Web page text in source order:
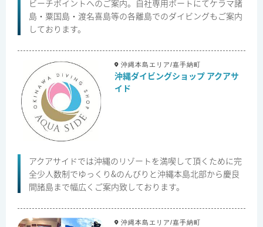
ビーチポイントへのご案内。自社専用ボートにてケラマ諸
島・粟国島・渡名喜島等の各離島でのダイビングもご案内
しております。
沖縄本島エリア/嘉手納町
沖縄ダイビングショップ アクアサ
イド
アクアサイドでは沖縄のリゾートを満喫して頂くために完
全少人数制でゆっくり&のんびりと沖縄本島北部から慶良
間諸島まで幅広くご案内致しております。
沖縄本島エリア/嘉手納町